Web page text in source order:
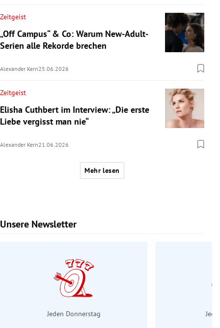
Zeitgeist
„Off Campus“ & Co: Warum New-Adult-
Serien alle Rekorde brechen
Alexander Kern25.06.2026
Zeitgeist
Elisha Cuthbert im Interview: „Die erste
Liebe vergisst man nie“
Alexander Kern21.06.2026
Mehr lesen
Unsere Newsletter
Slide 1 von 6
Jeden Donnerstag